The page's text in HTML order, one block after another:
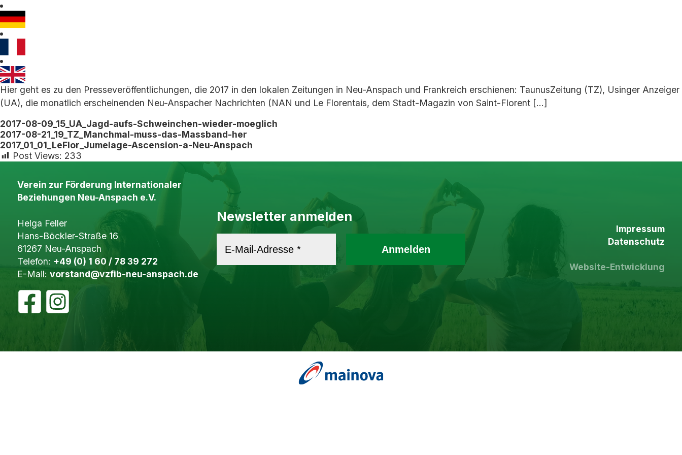
Hier geht es zu den Presseveröffentlichungen, die 2017 in den lokalen Zeitungen in Neu-Anspach und Frankreich erschienen: TaunusZeitung (TZ), Usinger Anzeiger
(UA), die monatlich erscheinenden Neu-Anspacher Nachrichten (NAN und Le Florentais, dem Stadt-Magazin von Saint-Florent […]
2017-08-09_15_UA_Jagd-aufs-Schweinchen-wieder-moeglich
2017-08-21_19_TZ_Manchmal-muss-das-Massband-her
2017_01_01_LeFlor_Jumelage-Ascension-a-Neu-Anspach
Post Views: 233
Verein zur Förderung Internationaler
Beziehungen Neu-Anspach e.V.
Helga Feller
Hans-Böckler-Straße 16
61267 Neu-Anspach
Telefon: +49 (0) 1 60 / 78 39 272
E-Mail: vorstand@vzfib-neu-anspach.de
Newsletter anmelden
Impressum
Datenschutz
Website-Entwicklung